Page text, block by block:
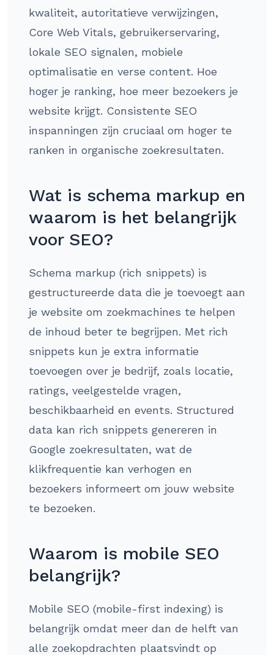
kwaliteit, autoritatieve verwijzingen,
Core Web Vitals, gebruikerservaring,
lokale SEO signalen, mobiele
optimalisatie en verse content. Hoe
hoger je ranking, hoe meer bezoekers je
website krijgt. Consistente SEO
inspanningen zijn cruciaal om hoger te
ranken in organische zoekresultaten.
Wat is schema markup en
waarom is het belangrijk
voor SEO?
Schema markup (rich snippets) is
gestructureerde data die je toevoegt aan
je website om zoekmachines te helpen
de inhoud beter te begrijpen. Met rich
snippets kun je extra informatie
toevoegen over je bedrijf, zoals locatie,
ratings, veelgestelde vragen,
beschikbaarheid en events. Structured
data kan rich snippets genereren in
Google zoekresultaten, wat de
klikfrequentie kan verhogen en
bezoekers informeert om jouw website
te bezoeken.
Waarom is mobile SEO
belangrijk?
Mobile SEO (mobile-first indexing) is
belangrijk omdat meer dan de helft van
alle zoekopdrachten plaatsvindt op